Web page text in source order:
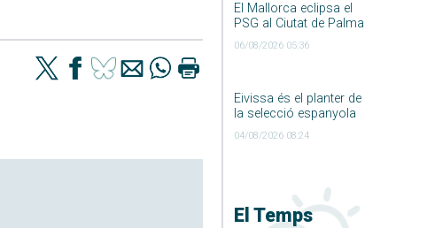
El Mallorca eclipsa el
PSG al Ciutat de Palma
06/08/2026 05:36
Eivissa és el planter de
la selecció espanyola
04/08/2026 08:24
El Temps